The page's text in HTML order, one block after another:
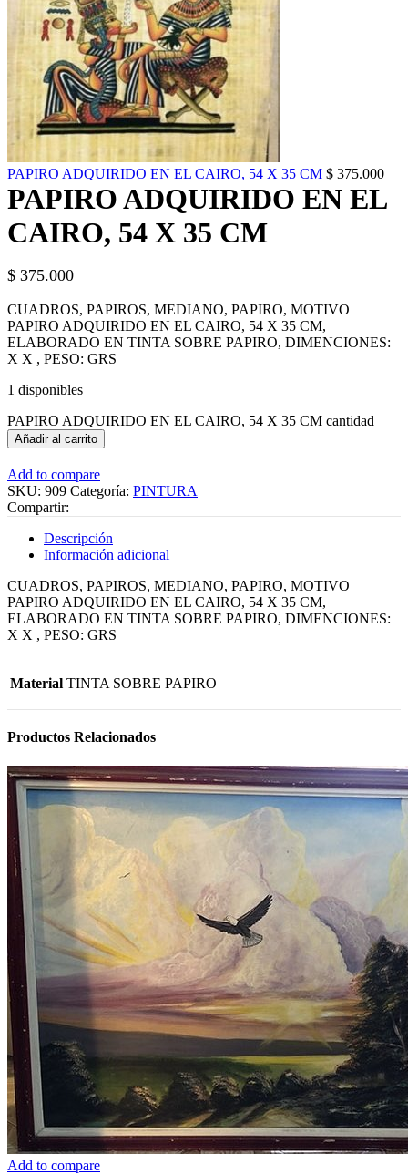
PAPIRO ADQUIRIDO EN EL CAIRO, 54 X 35 CM $ 375.000
PAPIRO ADQUIRIDO EN EL
CAIRO, 54 X 35 CM
$ 375.000
CUADROS, PAPIROS, MEDIANO, PAPIRO, MOTIVO
PAPIRO ADQUIRIDO EN EL CAIRO, 54 X 35 CM,
ELABORADO EN TINTA SOBRE PAPIRO, DIMENCIONES:
X X , PESO: GRS
1 disponibles
PAPIRO ADQUIRIDO EN EL CAIRO, 54 X 35 CM cantidad
Añadir al carrito
Add to compare
SKU: 909 Categoría: PINTURA
Compartir:
Descripción
Información adicional
CUADROS, PAPIROS, MEDIANO, PAPIRO, MOTIVO
PAPIRO ADQUIRIDO EN EL CAIRO, 54 X 35 CM,
ELABORADO EN TINTA SOBRE PAPIRO, DIMENCIONES:
X X , PESO: GRS
Material TINTA SOBRE PAPIRO
Productos Relacionados
Add to compare